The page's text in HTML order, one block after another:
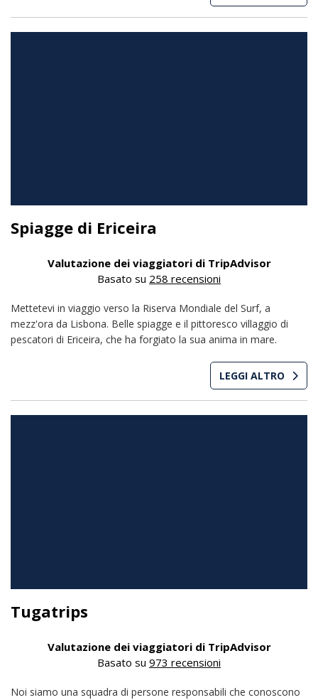
Spiagge di Ericeira
Valutazione dei viaggiatori di TripAdvisor
Basato su 258 recensioni
Mettetevi in viaggio verso la Riserva Mondiale del Surf, a
mezz'ora da Lisbona. Belle spiagge e il pittoresco villaggio di
pescatori di Ericeira, che ha forgiato la sua anima in mare.
LEGGI ALTRO
Tugatrips
Valutazione dei viaggiatori di TripAdvisor
Basato su 973 recensioni
Noi siamo una squadra di persone responsabili che conoscono